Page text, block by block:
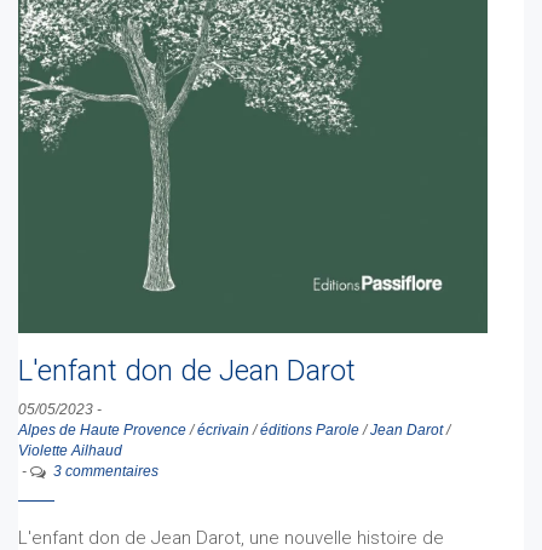
L'enfant don de Jean Darot
05/05/2023 -
Alpes de Haute Provence/écrivain /éditions Parole/Jean Darot/
Violette Ailhaud
-
3 commentaires
L'enfant don de Jean Darot, une nouvelle histoire de